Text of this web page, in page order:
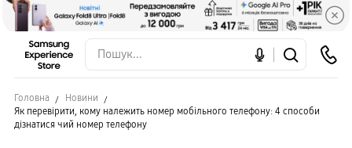
Головна
Новини
Як перевірити, кому належить номер мобільного телефону: 4 способи
дізнатися чий номер телефону